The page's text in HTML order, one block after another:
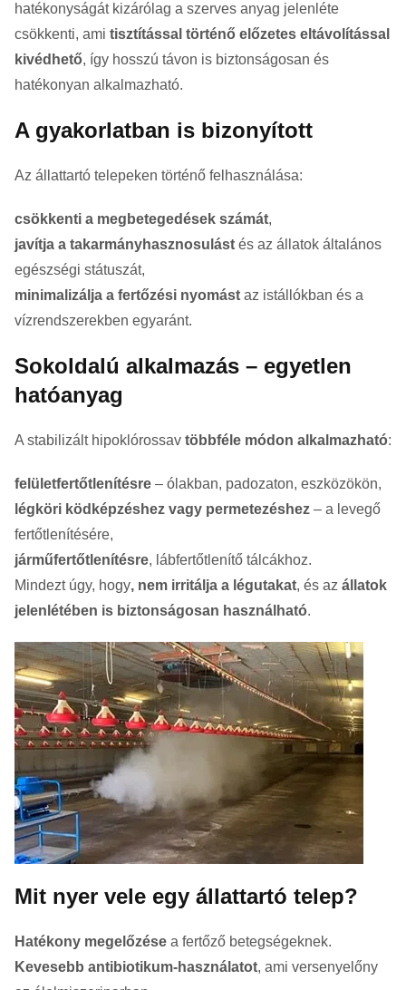
hatékonyságát kizárólag a szerves anyag jelenléte
csökkenti, ami tisztítással történő előzetes eltávolítással
kivédhető, így hosszú távon is biztonságosan és
hatékonyan alkalmazható.
A gyakorlatban is bizonyított
Az állattartó telepeken történő felhasználása:
csökkenti a megbetegedések számát,
javítja a takarmányhasznosulást és az állatok általános
egészségi státuszát,
minimalizálja a fertőzési nyomást az istállókban és a
vízrendszerekben egyaránt.
Sokoldalú alkalmazás – egyetlen
hatóanyag
A stabilizált hipoklórossav többféle módon alkalmazható:
felületfertőtlenítésre – ólakban, padozaton, eszközökön,
légköri ködképzéshez vagy permetezéshez – a levegő
fertőtlenítésére,
járműfertőtlenítésre, lábfertőtlenítő tálcákhoz.
Mindezt úgy, hogy, nem irritálja a légutakat, és az állatok
jelenlétében is biztonságosan használható.
Mit nyer vele egy állattartó telep?
Hatékony megelőzése a fertőző betegségeknek.
Kevesebb antibiotikum-használatot, ami versenyelőny